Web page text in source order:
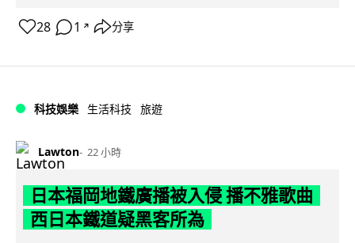
28 1 ↗ 分享
科技娛樂 生活科技 旅遊
Lawton 22 小時
日本福岡地鐵廣播被入侵 播不雅歌曲
西日本鐵道疑黑客所為